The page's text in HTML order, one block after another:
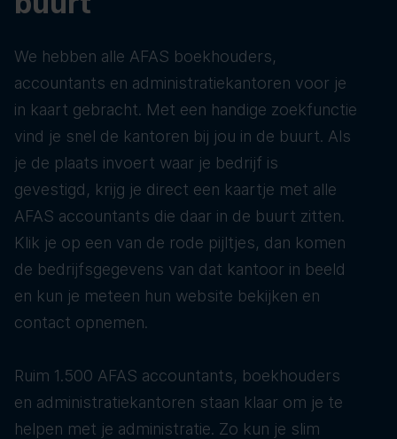
We hebben alle AFAS boekhouders,
accountants en administratiekantoren voor je
in kaart gebracht. Met een handige zoekfunctie
vind je snel de kantoren bij jou in de buurt. Als
je de plaats invoert waar je bedrijf is
gevestigd, krijg je direct een kaartje met alle
AFAS accountants die daar in de buurt zitten.
Klik je op een van de rode pijltjes, dan komen
de bedrijfsgegevens van dat kantoor in beeld
en kun je meteen hun website bekijken en
contact opnemen.
Ruim 1.500 AFAS accountants, boekhouders
en administratiekantoren staan klaar om je te
helpen met je administratie. Zo kun je slim